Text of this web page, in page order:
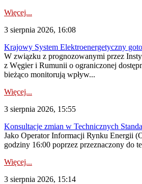
Więcej...
3 sierpnia 2026, 16:08
Krajowy System Elektroenergetyczny
W związku z prognozowanymi przez
z Węgier i Rumunii o ograniczonej
bieżąco monitorują wpływ...
Więcej...
3 sierpnia 2026, 15:55
Konsultacje zmian w Technicznych
Jako Operator Informacji Rynku Energii
godziny 16:00 poprzez przeznaczony do
Więcej...
3 sierpnia 2026, 15:14